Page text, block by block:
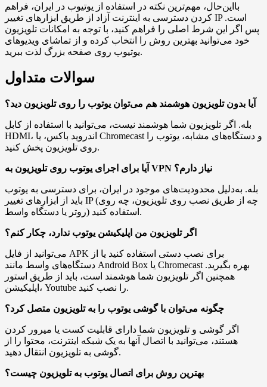
بااین‌حال، مهم‌ترین نکته در استفاده از یوتیوب در ایران، فراهم
کردن دسترسی به اینترنت آزاد از طریق ابزارهای تغییر IP است.
پس اگر این شرط اصلی را فراهم کنید، با توجه به امکانات تلویزیون
خود می‌توانید بهترین روش را انتخاب کرده و از تماشای ویدیوهای
یوتیوب روی صفحه بزرگ لذت ببرید.
سوالات متداول
آیا بدون تلویزیون هوشمند هم می‌توان یوتوب را روی تلویزیون دید؟
بله. اگر تلویزیون شما هوشمند نیست، می‌توانید با استفاده از کابل
HDMI، اندروید باکس، یا Chromecast و دستگاه‌های مشابه، یوتوب را
روی تلویزیون پخش کنید.
آیا برای اجرای یوتوب روی تلویزیون به VPN نیاز دارم؟
بله. به‌دلیل محدودیت‌های موجود در ایران، برای دسترسی به یوتوب
باید از ابزارهای تغییر IP (چه از طریق نصب روی تلویزیون، چه روی
روتر یا دستگاه واسط) استفاده کنید.
اگر تلویزیون من اپلیکیشن یوتوب ندارد، چکار کنم؟
می‌توانید از فایل APK برای نصب دستی استفاده کنید یا از
دستگاه‌های واسط مانند Android Box یا Chromecast بهره بگیرید.
همچنین اگر تلویزیون شما هوشمند است، باید از طریق استور
اپلیکیشن، Youtube را نصب کنید.
چگونه می‌توان با گوشی یوتوب را به تلویزیون متصل کرد؟
اگر گوشی و تلویزیون شما دارای قابلیت کست یا میرور کردن
هستند، می‌توانید با اتصال آنها به یک شبکه اینترنت، محتوا را از
گوشی به تلویزیون انتقال دهید.
بهترین روش برای اتصال یوتوب به تلویزیون چیست؟